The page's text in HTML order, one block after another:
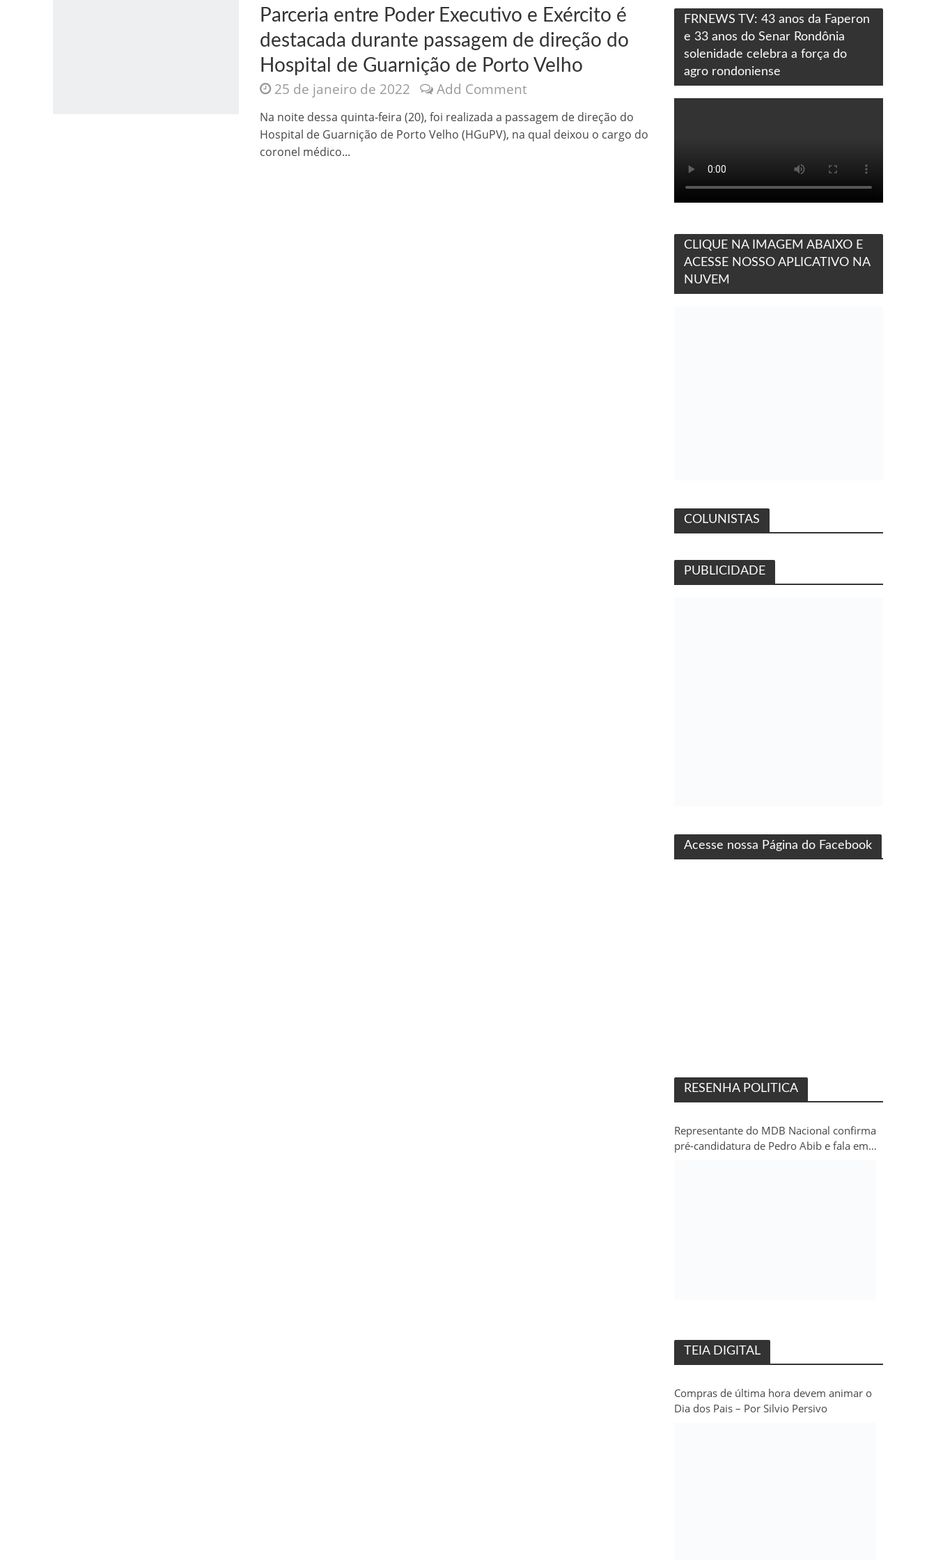
Parceria entre Poder Executivo e Exército é
destacada durante passagem de direção do
Hospital de Guarnição de Porto Velho
25 de janeiro de 2022 Add Comment
Na noite dessa quinta-feira (20), foi realizada a passagem de direção do
Hospital de Guarnição de Porto Velho (HGuPV), na qual deixou o cargo do
coronel médico...
FRNEWS TV: 43 anos da Faperon
e 33 anos do Senar Rondônia
solenidade celebra a força do
agro rondoniense
CLIQUE NA IMAGEM ABAIXO E
ACESSE NOSSO APLICATIVO NA
NUVEM
COLUNISTAS
PUBLICIDADE
Acesse nossa Página do Facebook
RESENHA POLITICA
Representante do MDB Nacional confirma
pré-candidatura de Pedro Abib e fala em
TEIA DIGITAL
Compras de última hora devem animar o
Dia dos Pais – Por Silvio Persivo